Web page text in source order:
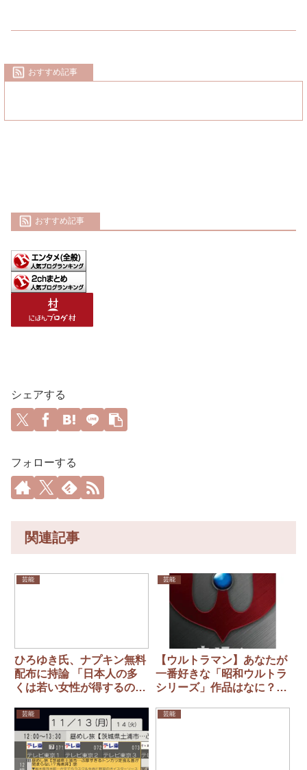
おすすめ記事
おすすめ記事
シェアする
フォローする
関連記事
芸能
ひろゆき氏、ナプキン無料
配布に持論 「日本人の多
くは若い女性が得するのが
芸能
【ウルトラマン】あなたが
一番好きな「昭和ウルトラ
シリーズ」作品はなに？
芸能 芸能